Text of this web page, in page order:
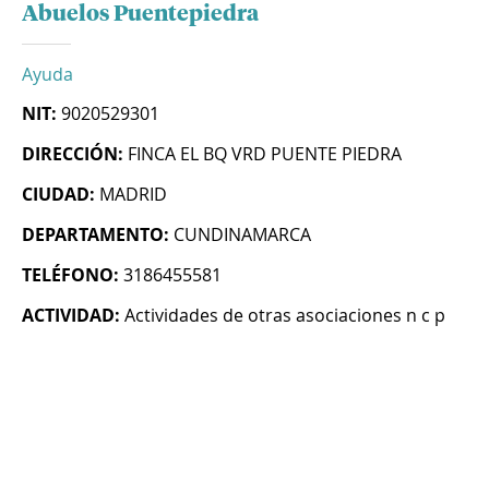
Abuelos Puentepiedra
Ayuda
NIT: 9020529301
DIRECCIÓN: FINCA EL BQ VRD PUENTE PIEDRA
CIUDAD: MADRID
DEPARTAMENTO: CUNDINAMARCA
TELÉFONO: 3186455581
ACTIVIDAD: Actividades de otras asociaciones n c p